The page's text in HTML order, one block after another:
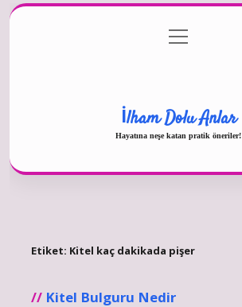
Gizlilik Politikası
menüyü
aç
İlham Dolu Anlar
Hayatına neşe katan pratik öneriler!
Etiket: Kitel kaç dakikada pişer
Kitel Bulguru Nedir